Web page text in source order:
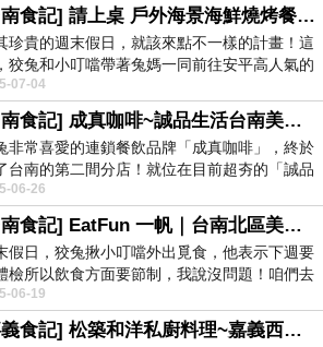
[台南食記] 請上桌 戶外海景海鮮燒烤餐廳~當月壽星送特調！週四指定熱炒99元！週末歌手駐唱表演！台南寵物友善
珍貴的週末假日，就該來點不一樣的計畫！這
狡兔和小叮噹帶著兔媽一同前往安平高人氣的
餐廳朝聖...
07-04
[台南食記] 成真咖啡~誠品生活台南美食推薦！必吃舒芙蕾、義大利麵、彩虹飯、創意咖啡！鄰近碳佐麻里新興園區！
非常喜愛的連鎖餐飲品牌「成真咖啡」，終於
台南的第二間分店！就位在目前超夯的「誠品
台南」裡...
06-26
[台南食記] EatFun 一帆｜台南北區美食~夏威夷碗Poke波奇碗！舒肥雞低卡健康餐盒、帕里尼輕食咖啡推薦！
假日，狡兔揪小叮噹外出覓食，他表示下週要
檢所以飲食方面要節制，我說沒問題！咱們去
康餐！ ...
06-19
[嘉義食記] 松築和洋私廚料理~嘉義西區15年老店推薦！728元起精緻套餐享8道料理！當月壽星送贈品及5折優惠券！